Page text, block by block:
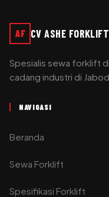
AF CV ASHE FORKLIFT
Spesialis sewa forklift
cadang industri di
NAVIGASI
Beranda
Sewa Forklift
Spesifikasi Forklift